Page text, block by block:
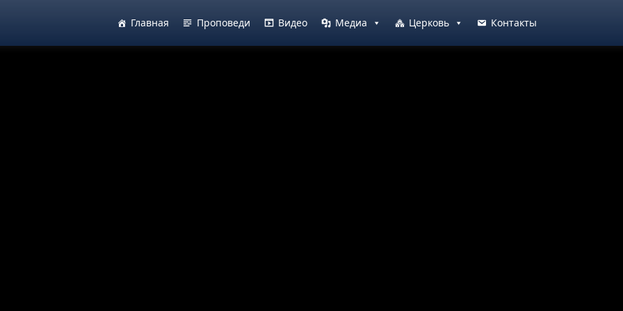
Главная Проповеди Видео Медиа Церковь Контакты